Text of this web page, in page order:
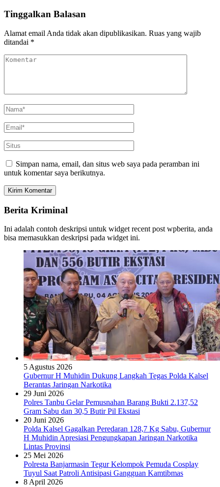
Tinggalkan Balasan
Alamat email Anda tidak akan dipublikasikan. Ruas yang wajib
ditandai *
Simpan nama, email, dan situs web saya pada peramban ini
untuk komentar saya berikutnya.
Berita Kriminal
Ini adalah contoh deskripsi untuk widget recent post wpberita, anda
bisa memasukkan deskripsi pada widget ini.
5 Agustus 2026
Gubernur H Muhidin Dukung Langkah Tegas Polda Kalsel
Berantas Jaringan Narkotika
29 Juni 2026
Polres Tanbu Gelar Pemusnahan Barang Bukti 2.137,52
Gram Sabu dan 30,5 Butir Pil Ekstasi
20 Juni 2026
Polda Kalsel Gagalkan Peredaran 128,7 Kg Sabu, Gubernur
H Muhidin Apresiasi Pengungkapan Jaringan Narkotika
Lintas Provinsi
25 Mei 2026
Polresta Banjarmasin Tegur Kelompok Pemuda Cosplay
Tuyul Saat Patroli Antisipasi Gangguan Kamtibmas
8 April 2026